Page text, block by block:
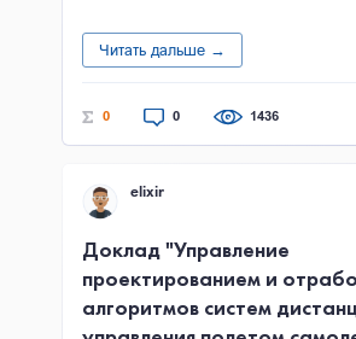
Читать дальше →
0 0 1436
elixir
Доклад "Управление
проектированием и
алгоритмов систем